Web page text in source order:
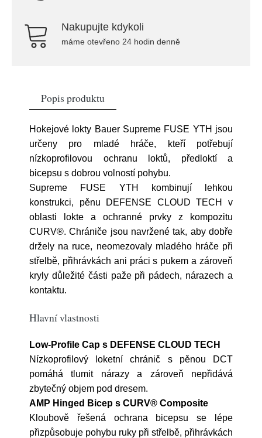
Nakupujte kdykoli
máme otevřeno 24 hodin denně
Popis produktu
Hokejové lokty Bauer Supreme FUSE YTH jsou
určeny pro mladé hráče, kteří potřebují
nízkoprofilovou ochranu loktů, předloktí a
bicepsu s dobrou volností pohybu.
Supreme FUSE YTH kombinují lehkou
konstrukci, pěnu DEFENSE CLOUD TECH v
oblasti lokte a ochranné prvky z kompozitu
CURV®. Chrániče jsou navržené tak, aby dobře
držely na ruce, neomezovaly mladého hráče při
střelbě, přihrávkách ani práci s pukem a zároveň
kryly důležité části paže při pádech, nárazech a
kontaktu.
Hlavní vlastnosti
Low-Profile Cap s DEFENSE CLOUD TECH
Nízkoprofilový loketní chránič s pěnou DCT
pomáhá tlumit nárazy a zároveň nepřidává
zbytečný objem pod dresem.
AMP Hinged Bicep s CURV® Composite
Kloubově řešená ochrana bicepsu se lépe
přizpůsobuje pohybu ruky při střelbě, přihrávkách